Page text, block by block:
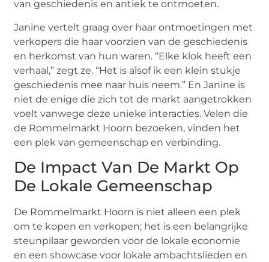
van geschiedenis en antiek te ontmoeten.
Janine vertelt graag over haar ontmoetingen met
verkopers die haar voorzien van de geschiedenis
en herkomst van hun waren. “Elke klok heeft een
verhaal,” zegt ze. “Het is alsof ik een klein stukje
geschiedenis mee naar huis neem.” En Janine is
niet de enige die zich tot de markt aangetrokken
voelt vanwege deze unieke interacties. Velen die
de Rommelmarkt Hoorn bezoeken, vinden het
een plek van gemeenschap en verbinding.
De Impact Van De Markt Op
De Lokale Gemeenschap
De Rommelmarkt Hoorn is niet alleen een plek
om te kopen en verkopen; het is een belangrijke
steunpilaar geworden voor de lokale economie
en een showcase voor lokale ambachtslieden en